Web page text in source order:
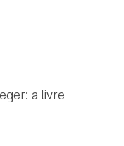
a livre